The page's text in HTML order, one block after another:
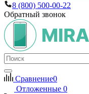
8 (800) 500-00-22
Обратный звонок
Сравнение0
Отложенные 0